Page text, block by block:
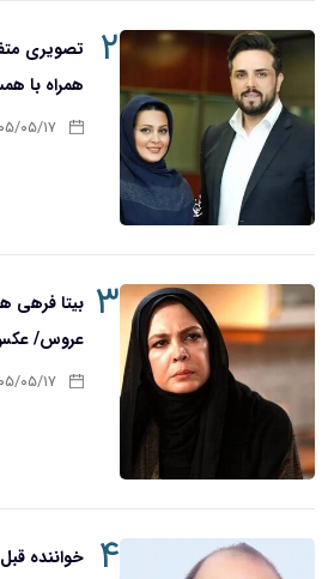
۲
تصویری
همراه با
۱۴۰۵/۰۵/۱۷
۳ بیتا فرهی
عروس/
۱۴۰۵/۰۵/۱۷
۴ خواننده